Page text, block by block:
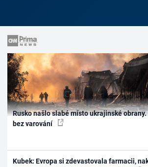
Rusko našlo slabé místo ukrajinské
bez varování
Kubek: Evropa si zdevastovala farmacii,